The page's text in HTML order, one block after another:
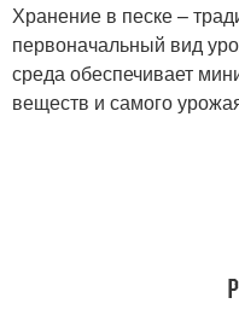
Хранение в песке –
первоначальный вид
среда обеспечивает
веществ и самого